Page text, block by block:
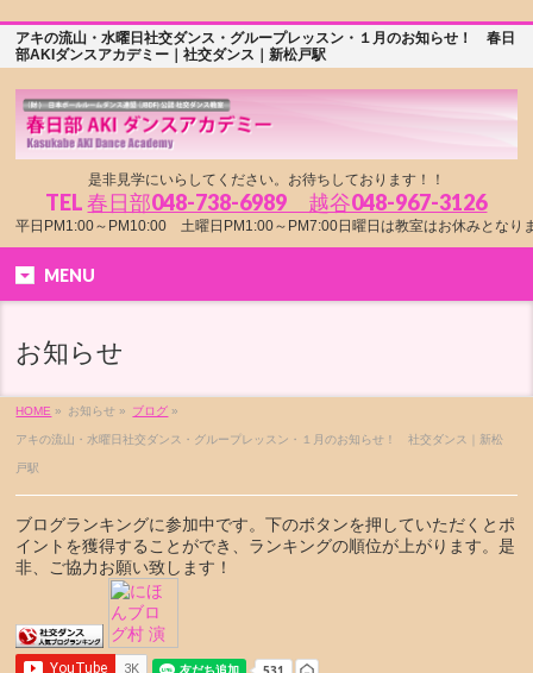
アキの流山・水曜日社交ダンス・グループレッスン・１月のお知らせ！ 春日
部AKIダンスアカデミー｜社交ダンス｜新松戸駅
是非見学にいらしてください。お待ちしております！！
TEL春日部048-738-6989 越谷048-967-3126
平日PM1:00～PM10:00 土曜日PM1:00～PM7:00日曜日は教室はお休みとなり
MENU
お知らせ
HOME » お知らせ » ブログ »
アキの流山・水曜日社交ダンス・グループレッスン・１月のお知らせ！ 社交ダンス｜新松
戸駅
ブログランキングに参加中です。下のボタンを押していただくとポ
イントを獲得することができ、ランキングの順位が上がります。是
非、ご協力お願い致します！